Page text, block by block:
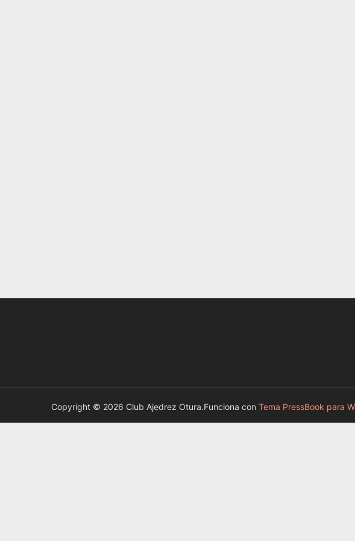
Copyright © 2026 Club Ajedrez Otura.Funciona con Tema PressBook para